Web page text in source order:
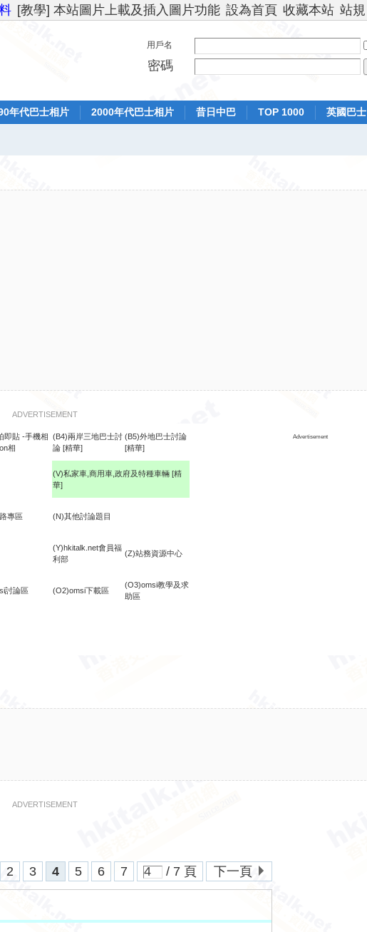
[教學] 本站圖片上載及插入圖片功能 設為首頁 收藏本站 站規
用戶名
密碼
年代巴士相片 2000年代巴士相片 昔日中巴 TOP 1000
英國巴士
ADVERTISEMENT
即貼 -手機相
相
(B4)兩岸三地巴士討
論 [精華]
(B5)外地巴士討論
[精華]
Advertisement
(V)私家車,商用車,政府及特種車輛 [精
華]
專區 (N)其他討論題目
(Y)hkitalk.net會員福
利部
(Z)站務資源中心
討論區 (O2)omsi下載區
(O3)omsi教學及求
助區
ADVERTISEMENT
2 3 4 5 6 7 / 7 頁 下一頁